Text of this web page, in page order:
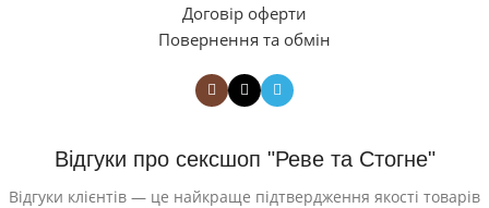
Договір оферти
Повернення та обмін
Відгуки про сексшоп "Реве та Стогне"
Відгуки клієнтів — це найкраще підтвердження якості товарів